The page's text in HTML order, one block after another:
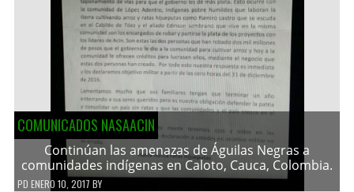
COMUNICADOS NASAACIN
Continúan las amenazas de Águilas Negras a
comunidades indígenas en Caloto, Cauca, Colombia.
PD ENERO 10, 2017 BY